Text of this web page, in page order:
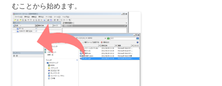
むことから始めます。